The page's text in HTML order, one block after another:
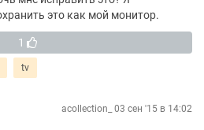
это как мой монитор.
1
tv
acollection_
03 сен '15 в 14:02